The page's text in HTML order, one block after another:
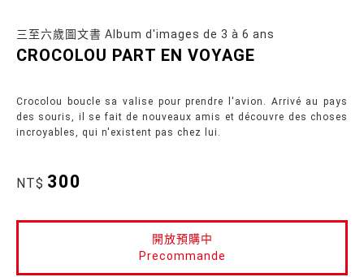
三至六歲圖文書 Album d'images de 3 à 6 ans
CROCOLOU PART EN VOYAGE
Crocolou boucle sa valise pour prendre l'avion. Arrivé au pays
des souris, il se fait de nouveaux amis et découvre des choses
incroyables, qui n'existent pas chez lui.
NT$ 300
開放預購中
Precommande